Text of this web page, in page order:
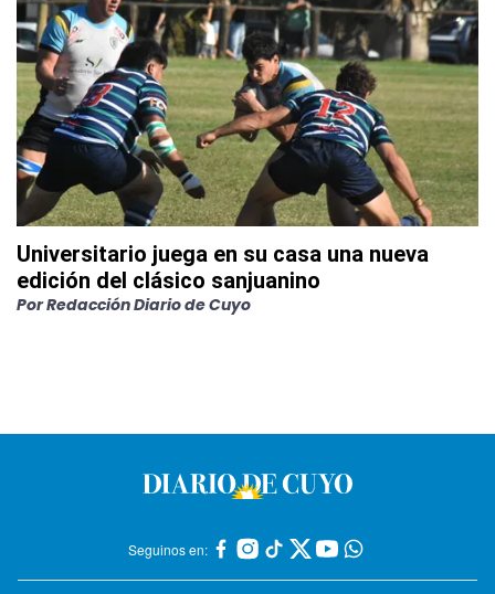
Universitario juega en su casa una nueva
edición del clásico sanjuanino
PorRedacción Diario de Cuyo
Seguinos en: